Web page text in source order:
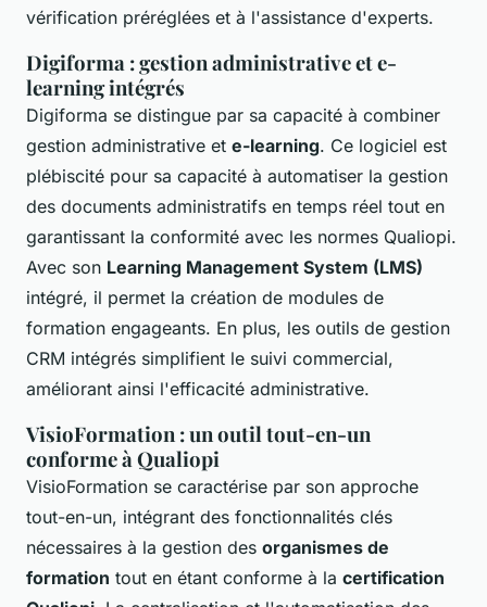
vérification préréglées et à l'assistance d'experts.
Digiforma : gestion administrative et e-
learning intégrés
Digiforma se distingue par sa capacité à combiner
gestion administrative et e-learning. Ce logiciel est
plébiscité pour sa capacité à automatiser la gestion
des documents administratifs en temps réel tout en
garantissant la conformité avec les normes Qualiopi.
Avec son Learning Management System (LMS)
intégré, il permet la création de modules de
formation engageants. En plus, les outils de gestion
CRM intégrés simplifient le suivi commercial,
améliorant ainsi l'efficacité administrative.
VisioFormation : un outil tout-en-un
conforme à Qualiopi
VisioFormation se caractérise par son approche
tout-en-un, intégrant des fonctionnalités clés
nécessaires à la gestion des organismes de
formation tout en étant conforme à la certification